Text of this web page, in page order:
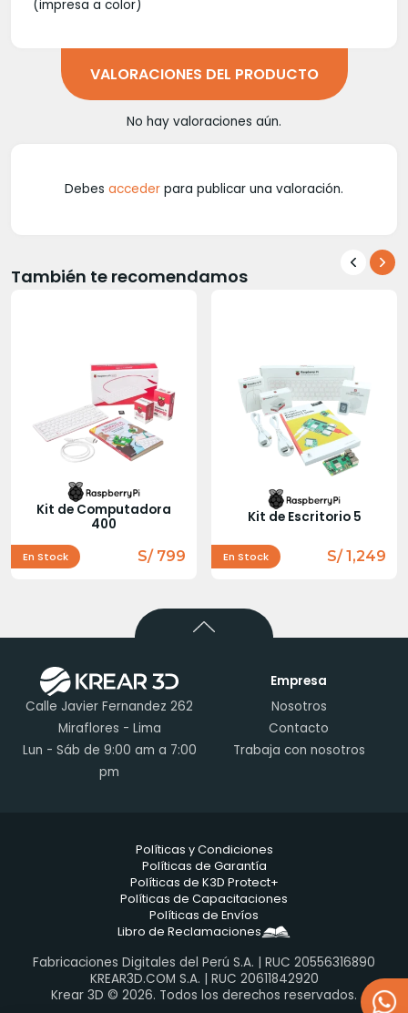
(impresa a color)
VALORACIONES DEL PRODUCTO
No hay valoraciones aún.
Debes acceder para publicar una valoración.
También te recomendamos
Kit de Computadora
400
En Stock S/ 799
Kit de Escritorio 5
En Stock S/ 1,249
Calle Javier Fernandez 262
Miraflores - Lima
Lun - Sáb de 9:00 am a 7:00
pm
Empresa
Nosotros
Contacto
Trabaja con nosotros
Políticas y Condiciones
Políticas de Garantía
Políticas de K3D Protect+
Políticas de Capacitaciones
Políticas de Envíos
Libro de Reclamaciones
Fabricaciones Digitales del Perú S.A. | RUC 20556316890
KREAR3D.COM S.A. | RUC 20611842920
Krear 3D © 2026. Todos los derechos reservados.